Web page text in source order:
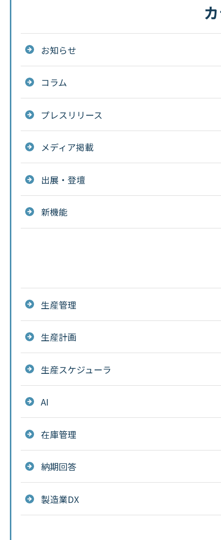
お知らせ
コラム
プレスリリース
メディア掲載
出展・登壇
新機能
生産管理
生産計画
生産スケジューラ
AI
在庫管理
納期回答
製造業DX